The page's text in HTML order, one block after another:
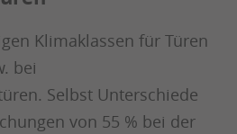
Klimaklassen für Türen
bei
Selbst Unterschiede
von 55 % bei der